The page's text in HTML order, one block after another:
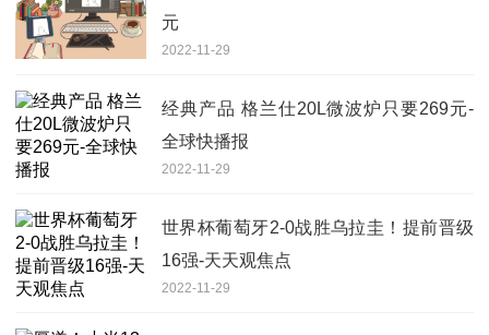
元
2022-11-29
经典产品 格兰仕20L微波炉只要269元-
全球快播报
2022-11-29
世界杯葡萄牙2-0战胜乌拉圭！提前晋级
16强-天天观焦点
2022-11-29